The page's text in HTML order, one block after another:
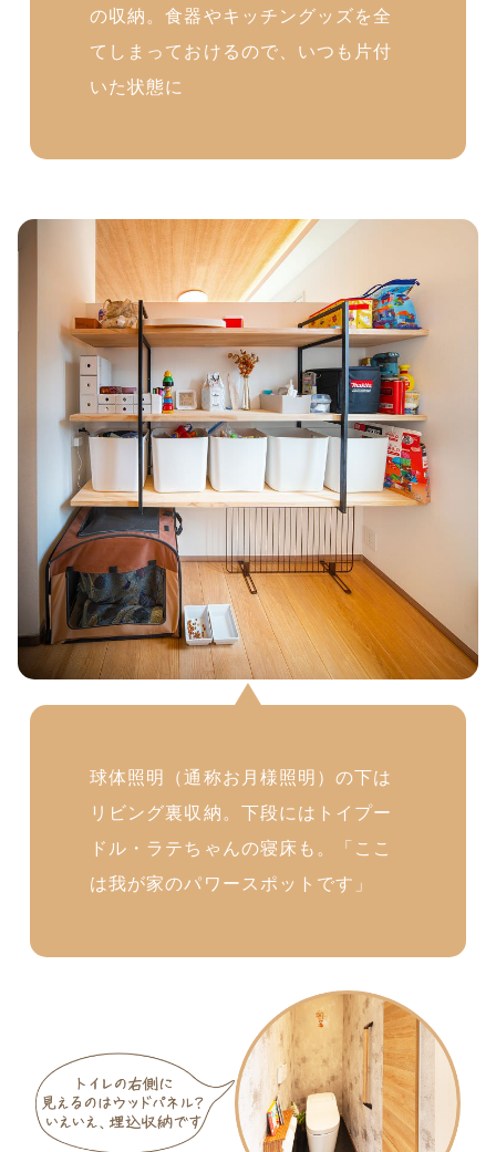
の収納。食器やキッチングッズを全
てしまっておけるので、いつも片付
いた状態に
球体照明（通称お月様照明）の下は
リビング裏収納。下段にはトイプー
ドル・ラテちゃんの寝床も。「ここ
は我が家のパワースポットです」